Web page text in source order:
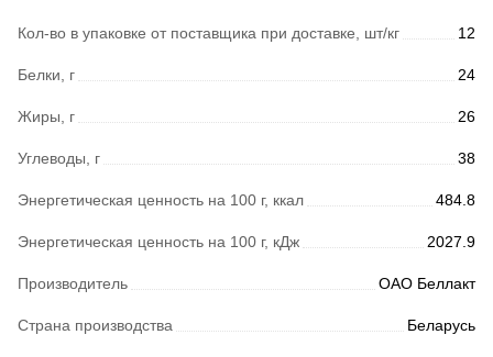
Кол-во в упаковке от поставщика при доставке, шт/кг 12
Белки, г 24
Жиры, г 26
Углеводы, г 38
Энергетическая ценность на 100 г, ккал 484.8
Энергетическая ценность на 100 г, кДж 2027.9
Производитель ОАО Беллакт
Страна производства Беларусь